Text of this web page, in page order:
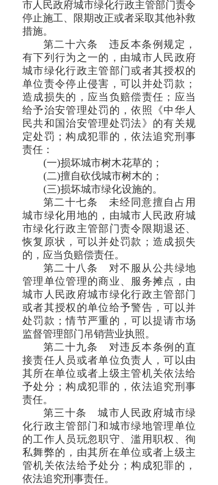
市人民政府城市绿化行政主管部门责令
停止施工、限期改正或者采取其他补救
措施。
第二十六条 违反本条例规定，
有下列行为之一的，由城市人民政府
城市绿化行政主管部门或者其授权的
单位责令停止侵害，可以并处罚款；
造成损失的，应当负赔偿责任；应当
给予治安管理处罚的，依照《中华人
民共和国治安管理处罚法》的有关规
定处罚；构成犯罪的，依法追究刑事
责任：
(一)损坏城市树木花草的；
(二)擅自砍伐城市树木的；
(三)损坏城市绿化设施的。
第二十七条 未经同意擅自占用
城市绿化用地的，由城市人民政府城
市绿化行政主管部门责令限期退还、
恢复原状，可以并处罚款；造成损失
的，应当负赔偿责任。
第二十八条 对不服从公共绿地
管理单位管理的商业、服务摊点，由
城市人民政府城市绿化行政主管部门
或者其授权的单位给予警告，可以并
处罚款；情节严重的，可以提请市场
监督管理部门吊销营业执照。
第二十九条 对违反本条例的直
接责任人员或者单位负责人，可以由
其所在单位或者上级主管机关依法给
予处分；构成犯罪的，依法追究刑事
责任。
第三十条城市人民政府城市绿
化行政主管部门和城市绿地管理单位
的工作人员玩忽职守、滥用职权、徇
私舞弊的，由其所在单位或者上级主
管机关依法给予处分；构成犯罪的，
依法追究刑事责任。